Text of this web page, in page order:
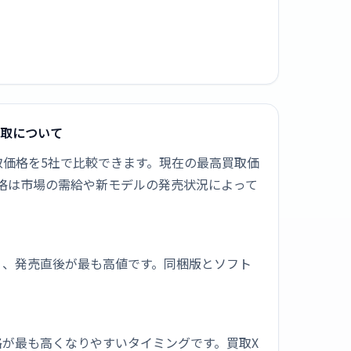
について
格を5社で比較できます。現在の最高買取価
市場の需給や新モデルの発売状況によって
発売直後が最も高値です。同梱版とソフト
最も高くなりやすいタイミングです。買取X